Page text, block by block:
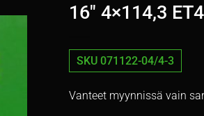
16″ 4×114,3
SKU 071122-04/4-3
Vanteet myynnissä vain